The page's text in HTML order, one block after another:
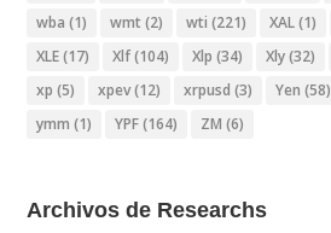
wba (1) wmt (2) wti (221) XAL(1)
XLE(17) Xlf(104) Xlp (34) Xly(32)
xp (5) xpev(12) xrpusd (3) Yen (58)
ymm (1) YPF(164) ZM (6)
Archivos de Researchs